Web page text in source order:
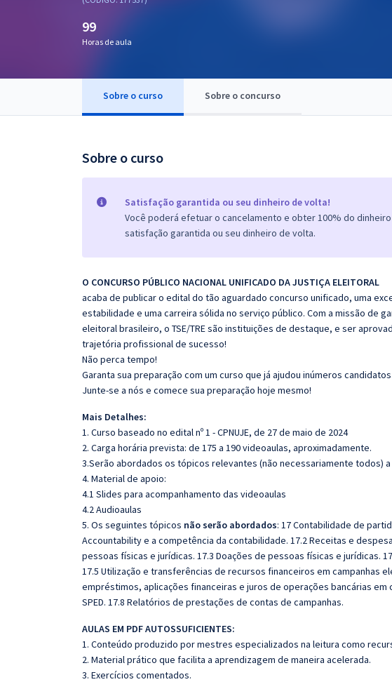
OAB
99
Horas de aula
Sobre o curso Sobre o concurso
Sobre o curso
Satisfação garantida ou seu dinheiro de volta!
Você poderá efetuar o cancelamento e obter 100% do
satisfação garantida ou seu dinheiro de volta.
O CONCURSO PÚBLICO NACIONAL UNIFICADO DA JUSTIÇA ELEITORAL
acaba de publicar o edital do tão aguardado concurso unificado, uma
estabilidade e uma carreira sólida no serviço público. Com a missão de
eleitoral brasileiro, o TSE/TRE são instituições de destaque, e ser
trajetória profissional de sucesso!
Não perca tempo!
Garanta sua preparação com um curso que já ajudou inúmeros
Junte-se a nós e comece sua preparação hoje mesmo!
Mais Detalhes:
1. Curso baseado no edital nº 1 - CPNUJE, de 27 de maio de 2024
2. Carga horária prevista: de 175 a 190 videoaulas, aproximadamente.
3.Serão abordados os tópicos relevantes (não necessariamente todos)
4. Material de apoio:
4.1 Slides para acompanhamento das videoaulas
4.2 Audioaulas
5. Os seguintes tópicos não serão abordados: 17 Contabilidade de
Accountability e a competência da contabilidade. 17.2 Receitas e
pessoas físicas e jurídicas. 17.3 Doações de pessoas físicas e jurídicas.
17.5 Utilização e transferências de recursos financeiros em campanhas
empréstimos, aplicações financeiras e juros de operações bancárias em
SPED. 17.8 Relatórios de prestações de contas de campanhas.
AULAS EM PDF AUTOSSUFICIENTES:
1. Conteúdo produzido por mestres especializados na leitura como
2. Material prático que facilita a aprendizagem de maneira acelerada.
3. Exercícios comentados.